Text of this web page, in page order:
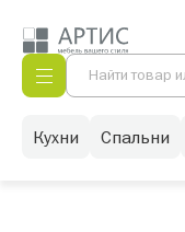
Кухни Спальни